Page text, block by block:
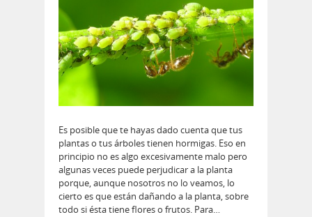
Es posible que te hayas dado cuenta que tus
plantas o tus árboles tienen hormigas. Eso en
principio no es algo excesivamente malo pero
algunas veces puede perjudicar a la planta
porque, aunque nosotros no lo veamos, lo
cierto es que están dañando a la planta, sobre
todo si ésta tiene flores o frutos. Para…